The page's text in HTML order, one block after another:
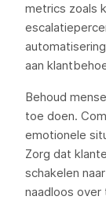
metrics zoals
aan
Behoud
toe doen.
emotionele
Zorg dat
schakelen
naadloos